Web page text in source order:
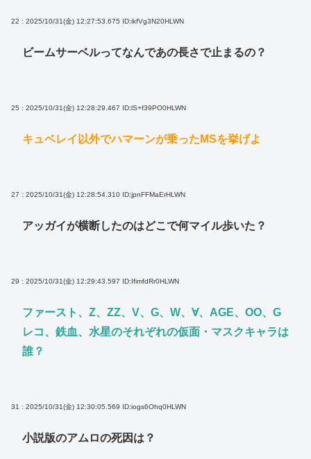
22 : 2025/10/31(金) 12:27:53.675 ID:ikfVg3N20HLWN
ビームサーベルってなんであの長さで止まるの？
25 : 2025/10/31(金) 12:28:29.467 ID:lS+f39PO0HLWN
キュベレイ以外でハマーンが乗ったMSを挙げよ
27 : 2025/10/31(金) 12:28:54.310 ID:jpnFFMaErHLWN
アッガイが横断したのはどこで何マイル歩いた？
29 : 2025/10/31(金) 12:29:43.597 ID:IfimfdRr0HLWN
ファースト、Z、ZZ、V、G、W、∀、AGE、OO、G
レコ、鉄血、水星のそれぞれの仮面・マスクキャラは
誰？
31 : 2025/10/31(金) 12:30:05.569 ID:iogs6Ohq0HLWN
小説版のアムロの死因は？